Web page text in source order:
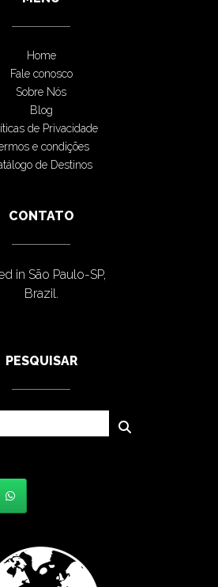
Home
Fale conosco
Sobre Nós
Blog
de Privacidade
e condições
de Destinos
CONTATO
in São Paulo-SP,
Brazil.
PESQUISAR